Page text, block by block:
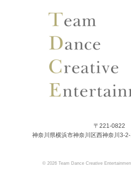
〒221-0822
神奈川県横浜市神奈川区西神奈川3-
© 2026 Team Dance Creative